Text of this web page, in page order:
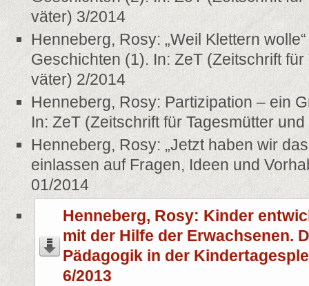
väter) 3/2014
Henneberg, Rosy: „Weil Klettern
Geschichten (1). In: ZeT (Zeitschrift
väter) 2/2014
Henneberg, Rosy: Partizipation – ein
In: ZeT (Zeitschrift für Tagesmütter
Henneberg, Rosy: „Jetzt haben wir
einlassen auf Fragen, Ideen und
01/2014
Henneberg, Rosy: Kinder
mit der Hilfe der Erwachsenen.
Pädagogik in der
6/2013